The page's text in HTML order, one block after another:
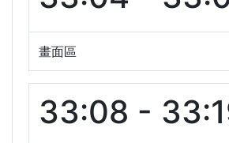
畫面區
33:08 -